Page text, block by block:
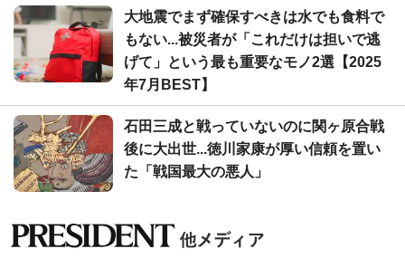
大地震でまず確保すべきは水でも食料で
もない...被災者が「これだけは担いで逃
げて」という最も重要なモノ2選【2025
年7月BEST】
石田三成と戦っていないのに関ヶ原合戦
後に大出世...徳川家康が厚い信頼を置い
た「戦国最大の悪人」